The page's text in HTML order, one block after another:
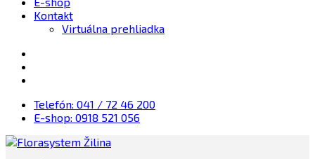
Kontakt
Virtuálna prehliadka
Telefón: 041 / 72 46 200
E-shop: 0918 521 056